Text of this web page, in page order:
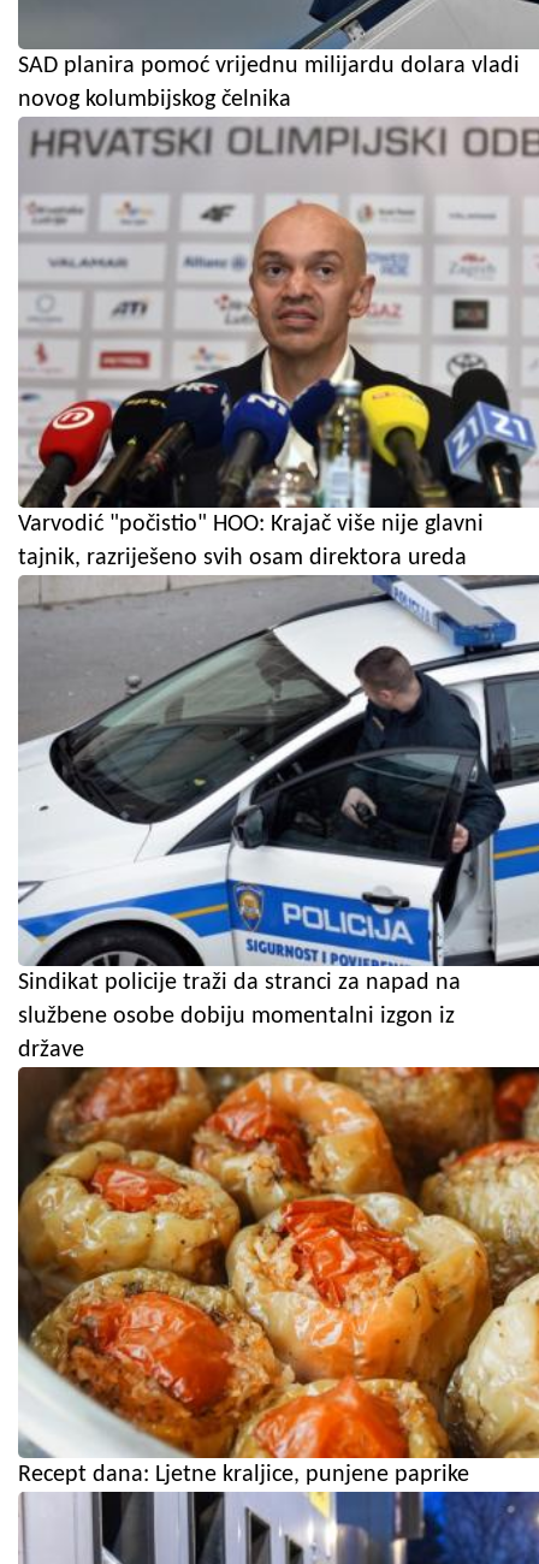
SAD planira pomoć vrijednu milijardu dolara vladi
novog kolumbijskog čelnika
Varvodić "počistio" HOO: Krajač više nije glavni
tajnik, razriješeno svih osam direktora ureda
Sindikat policije traži da stranci za napad na
službene osobe dobiju momentalni izgon iz
države
Recept dana: Ljetne kraljice, punjene paprike